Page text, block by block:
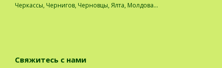
Черкассы, Чернигов, Черновцы, Ялта, Молдова...
Свяжитесь с нами